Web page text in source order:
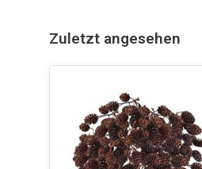
Gewoon goed.
Sylvia Kouwenhoven
Niks mis mee. Niet te
Zuletzt angesehen